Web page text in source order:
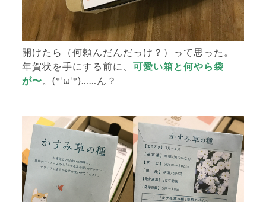
開けたら（何頼んだんだっけ？）って思った。
年賀状を手にする前に、可愛い箱と何やら袋
が〜。(*’ω’*)……ん？